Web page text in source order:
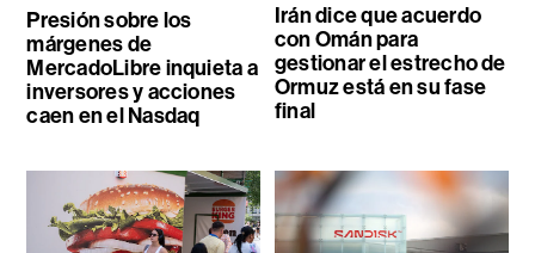
Presión sobre los
márgenes de
MercadoLibre inquieta a
inversores y acciones
caen en el Nasdaq
Irán dice que acuerdo
con Omán para
gestionar el estrecho de
Ormuz está en su fase
final